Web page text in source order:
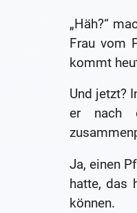
„Häh?“
Frau vom
kommt
Und jetzt?
er nach
Ja, einen
hatte, das
können.